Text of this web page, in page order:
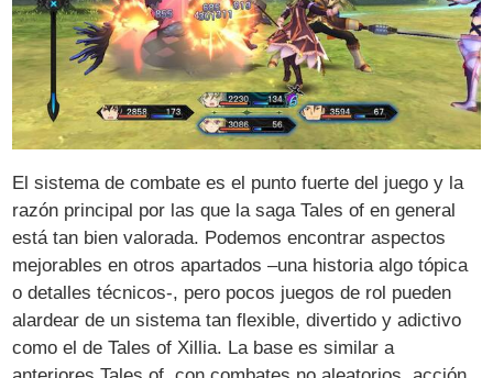
El sistema de combate es el punto fuerte del juego y la
razón principal por las que la saga Tales of en general
está tan bien valorada. Podemos encontrar aspectos
mejorables en otros apartados –una historia algo tópica
o detalles técnicos-, pero pocos juegos de rol pueden
alardear de un sistema tan flexible, divertido y adictivo
como el de Tales of Xillia. La base es similar a